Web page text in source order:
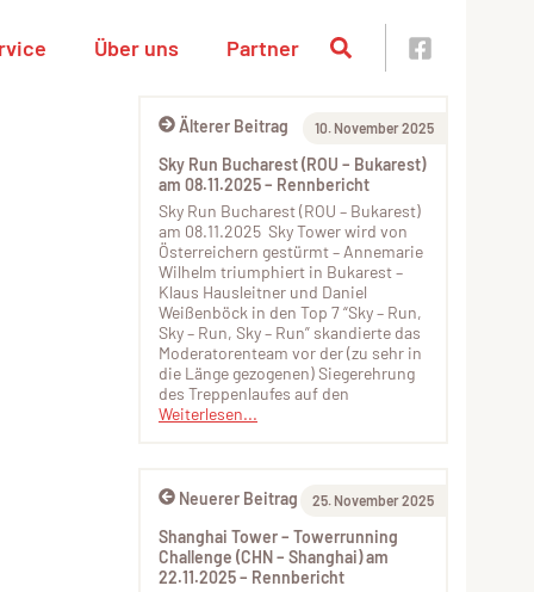
Über uns Partner
Älterer Beitrag 10. November 2025
Sky Run Bucharest (ROU – Bukarest)
am 08.11.2025 – Rennbericht
Sky Run Bucharest (ROU – Bukarest)
am 08.11.2025 Sky Tower wird von
Österreichern gestürmt – Annemarie
Wilhelm triumphiert in Bukarest –
Klaus Hausleitner und Daniel
Weißenböck in den Top 7 “Sky – Run,
Sky – Run, Sky – Run” skandierte das
Moderatorenteam vor der (zu sehr in
die Länge gezogenen) Siegerehrung
des Treppenlaufes auf den
Weiterlesen...
Neuerer Beitrag 25. November 2025
Shanghai Tower – Towerrunning
Challenge (CHN – Shanghai) am
22.11.2025 – Rennbericht